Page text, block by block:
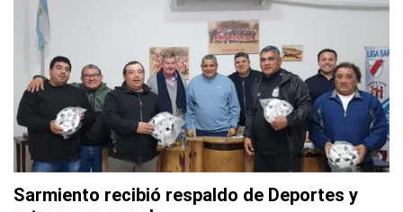
Sarmiento recibió respaldo de Deportes y